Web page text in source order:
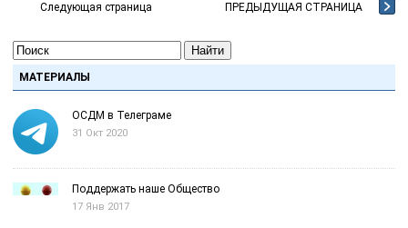
Следующая страница ПРЕДЫДУЩАЯ СТРАНИЦА
Найти
МАТЕРИАЛЫ
ОСДМ в Телеграме
31 Окт 2020
Поддержать наше Общество
17 Янв 2017